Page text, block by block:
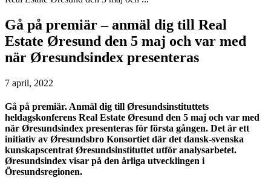
Gå på premiär – anmäl dig till Real
Estate Øresund den 5 maj och var med
när Øresundsindex presenteras
7 april, 2022
Gå på premiär. Anmäl dig till Øresundsinstituttets
heldagskonferens Real Estate Øresund den 5 maj och var med
när Øresundsindex presenteras för första gången. Det är ett
initiativ av Øresundsbro Konsortiet där det dansk-svenska
kunskapscentrat Øresundsinstituttet utför analysarbetet.
Øresundsindex visar på den årliga utvecklingen i
Öresundsregionen.